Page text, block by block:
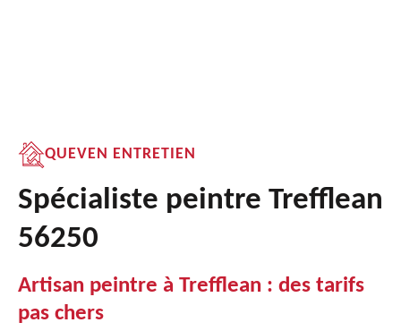
QUEVEN ENTRETIEN
Spécialiste peintre Trefflean
56250
Artisan peintre à Trefflean : des tarifs
pas chers